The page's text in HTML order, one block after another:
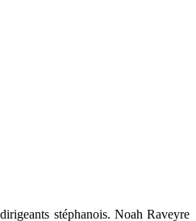
stéphanois. Noah Raveyre